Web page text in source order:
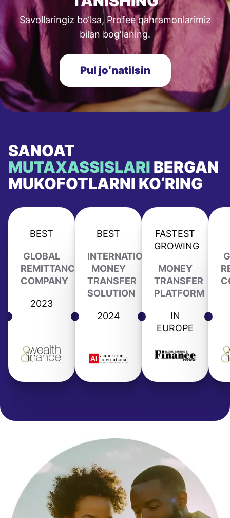
Savollaringiz bo‘lsa, Profee qahramonlarimiz
bilan bog‘laning.
Pul joʻnatilsin
SANOAT
MUTAXASSISLARI BERGAN
MUKOFOTLARNI KO‘RING
BEST
GLOBAL
REMITTANCE
COMPANY
2023
BEST
INTERNATIONAL
MONEY
TRANSFER
SOLUTION
2024
FASTEST
GROWING
MONEY
TRANSFER
PLATFORM
IN
EUROPE